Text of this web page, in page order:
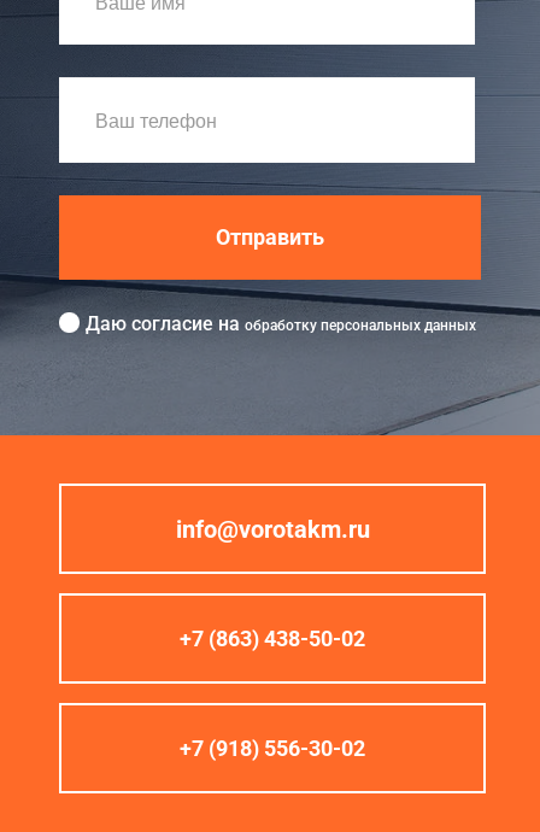
Отправить
Даю согласие на обработку персональных данных
info@vorotakm.ru
+7 (863) 438-50-02
+7 (918) 556-30-02